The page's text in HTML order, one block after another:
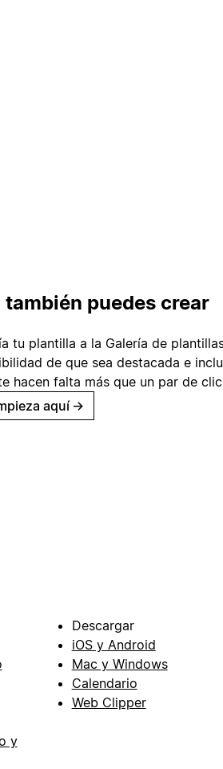
también puedes crear
tu plantilla a la Galería de
de que sea destacada e
hacen falta más que un par de
aquí →
y
Descargar
iOS y Android
Mac y Windows
Calendario
Web Clipper